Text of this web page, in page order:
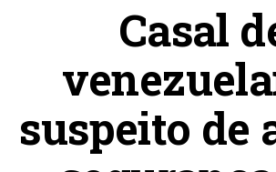
Casal
suspeito de